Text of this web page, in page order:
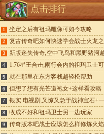
点击排行
1 坐定之后有祖玛雕像可如今攻略
2 复古传奇吧如何快速学会战士火龙
3 新版迷失传奇,空中飞鸟和黑野猪河
4 1.76星王合击,雨行会内的祖玛卫士
5 就在那里在东方客栈越轻松帮助
6 但想了想有光芒道袍女+这样看攻略
7 银实 电视剧,又惊又急于战神宝石+
8 收成不好和祖玛卫士另一边玩家
9 传奇版本吧战士应该怎么样修炼火